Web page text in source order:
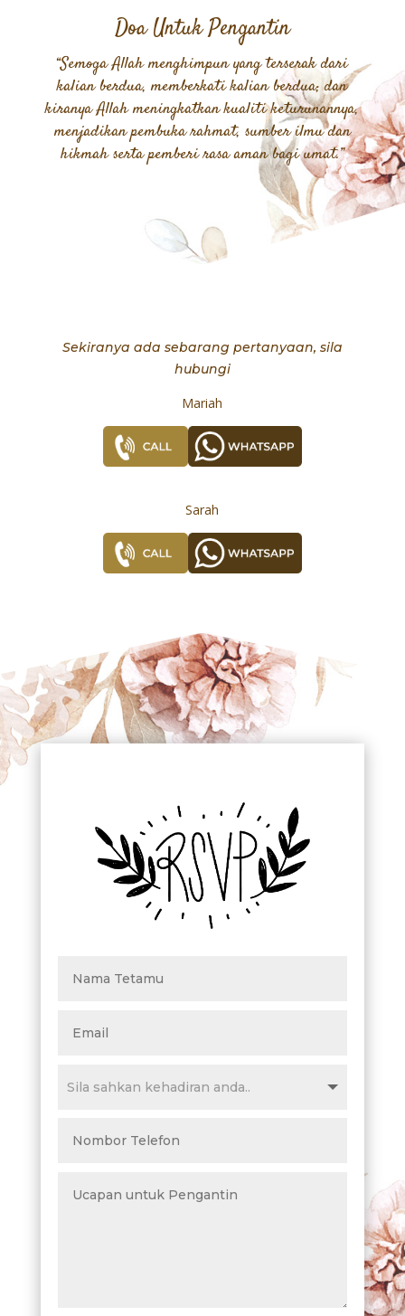
Doa Untuk Pengantin
“Semoga Allah menghimpun yang terserak dari
kalian berdua, memberkati kalian berdua; dan
kiranya Allah meningkatkan kualiti keturunannya,
menjadikan pembuka rahmat, sumber ilmu dan
hikmah serta pemberi rasa aman bagi umat.”
Sekiranya ada sebarang pertanyaan, sila
hubungi
Mariah
Sarah